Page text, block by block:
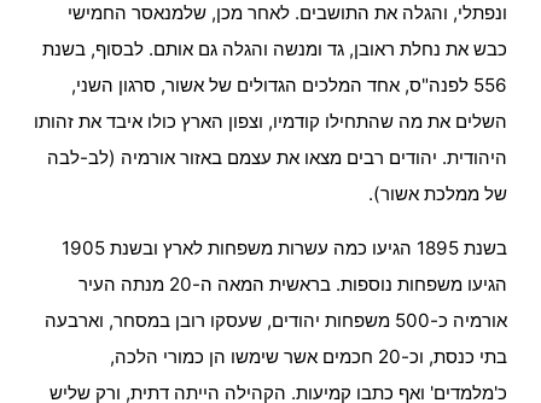
ונפתלי, והגלה את התושבים. לאחר מכן, שלמנאסר החמישי
כבש את נחלת ראובן, גד ומנשה והגלה גם אותם. לבסוף, בשנת
556 לפנה"ס, אחד המלכים הגדולים של אשור, סרגון השני,
השלים את מה שהתחילו קודמיו, וצפון הארץ כולו איבד את זהותו
היהודית. יהודים רבים מצאו את עצמם באזור אורמיה (לב-לבה
של ממלכת אשור).
בשנת 1895 הגיעו כמה עשרות משפחות לארץ ובשנת 1905
הגיעו משפחות נוספות. בראשית המאה ה-20 מנתה העיר
אורמיה כ-500 משפחות יהודים, שעסקו רובן במסחר, וארבעה
בתי כנסת, וכ-20 חכמים אשר שימשו הן כמורי הלכה,
כ'מלמדים' ואף כתבו קמיעות. הקהילה הייתה דתית, ורק שליש